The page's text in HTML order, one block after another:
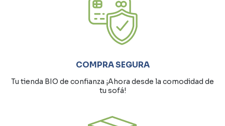
COMPRA SEGURA
Tu tienda BIO de confianza ¡Ahora desde la comodidad de
tu sofá!